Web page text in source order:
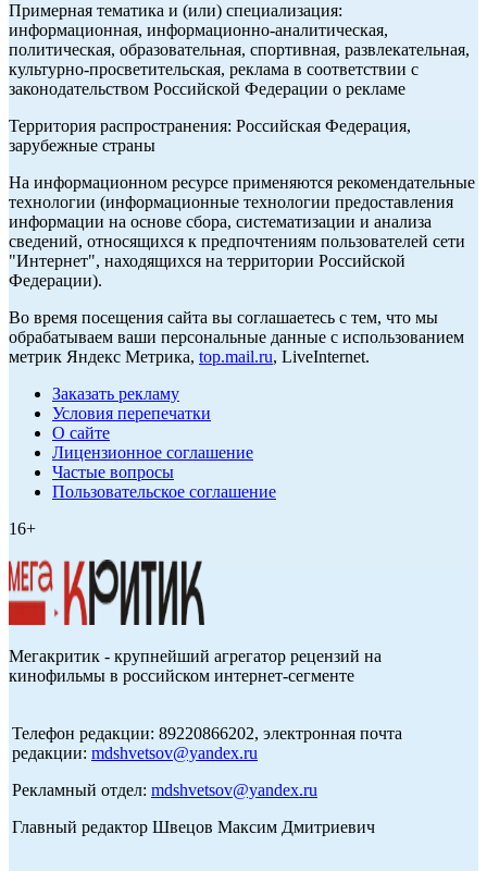
Примерная тематика и (или) специализация:
информационная, информационно-аналитическая,
политическая, образовательная, спортивная, развлекательная,
культурно-просветительская, реклама в соответствии с
законодательством Российской Федерации о рекламе
Территория распространения: Российская Федерация,
зарубежные страны
На информационном ресурсе применяются рекомендательные
технологии (информационные технологии предоставления
информации на основе сбора, систематизации и анализа
сведений, относящихся к предпочтениям пользователей сети
"Интернет", находящихся на территории Российской
Федерации).
Во время посещения сайта вы соглашаетесь с тем, что мы
обрабатываем ваши персональные данные с использованием
метрик Яндекс Метрика, top.mail.ru, LiveInternet.
Заказать рекламу
Условия перепечатки
О сайте
Лицензионное соглашение
Частые вопросы
Пользовательское соглашение
16+
Мегакритик - крупнейший агрегатор рецензий на
кинофильмы в российском интернет-сегменте
Телефон редакции: 89220866202, электронная почта
редакции: mdshvetsov@yandex.ru
Рекламный отдел: mdshvetsov@yandex.ru
Главный редактор Швецов Максим Дмитриевич